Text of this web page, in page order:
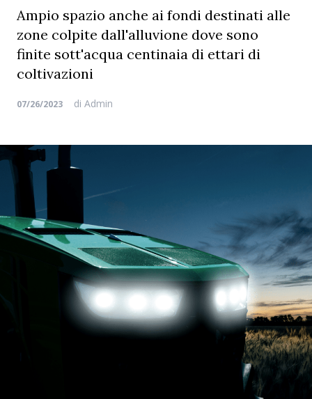
Ampio spazio anche ai fondi destinati alle
zone colpite dall'alluvione dove sono
finite sott'acqua centinaia di ettari di
coltivazioni
07/26/2023 di Admin